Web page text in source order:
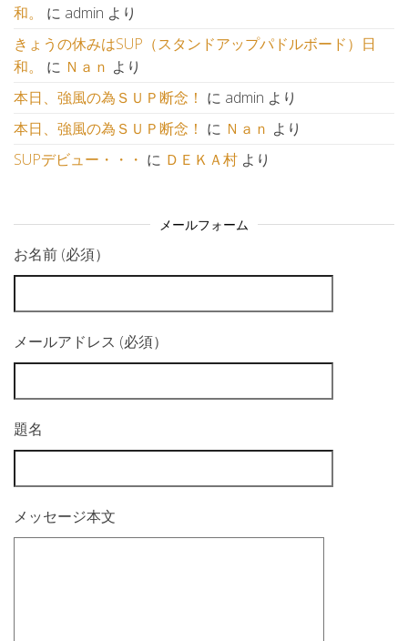
和。
に admin より
きょうの休みはSUP（スタンドアップパドルボード）日
和。
に Ｎａｎ より
本日、強風の為ＳＵＰ断念！ に admin より
本日、強風の為ＳＵＰ断念！ に Ｎａｎ より
SUPデビュー・・・ に ＤＥＫＡ村 より
メールフォーム
お名前 (必須）
メールアドレス (必須）
題名
メッセージ本文